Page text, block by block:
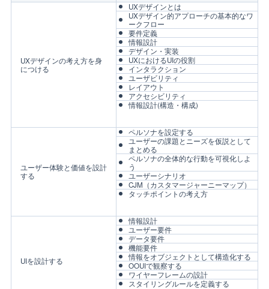
UXデザインの考え方を身
につける
UXデザインとは
UXデザイン的アプローチの基本的なワ
ークフロー
要件定義
情報設計
デザイン・実装
UXにおけるUIの役割
インタラクション
ユーザビリティ
レイアウト
アクセシビリティ
情報設計(構造・構成)
ユーザー体験と価値を設計
する
ペルソナを設定する
ユーザーの課題とニーズを仮説として
まとめる
ペルソナの全体的な行動を可視化しよ
う
ユーザーシナリオ
CJM（カスタマージャーニーマップ）
タッチポイントの考え方
UIを設計する
情報設計
ユーザー要件
データ要件
機能要件
情報をオブジェクトとして構造化する
OOUIで観察する
ワイヤーフレームの設計
スタイリングルールを定義する